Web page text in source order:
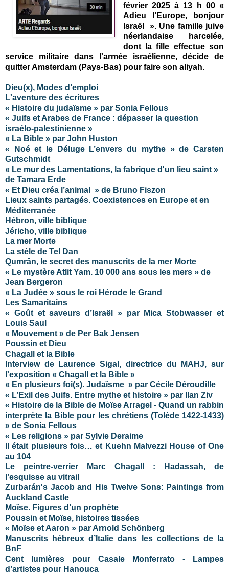
février 2025 à 13 h 00 «
Adieu l’Europe, bonjour
Israël ». Une famille juive
néerlandaise harcelée,
dont la fille effectue son
service militaire dans l'armée israélienne, décide de
quitter Amsterdam (Pays-Bas) pour faire son aliyah.
Dieu(x), Modes d’emploi
L'aventure des écritures
« Histoire du judaïsme » par Sonia Fellous
« Juifs et Arabes de France : dépasser la question
israélo-palestinienne »
« La Bible » par John Huston
« Noé et le Déluge L’envers du mythe » de Carsten
Gutschmidt
« Le mur des Lamentations, la fabrique d'un lieu saint »
de Tamara Erde
« Et Dieu créa l’animal » de Bruno Fiszon
Lieux saints partagés. Coexistences en Europe et en
Méditerranée
Hébron, ville biblique
Jéricho, ville biblique
La mer Morte
La stèle de Tel Dan
Qumrân, le secret des manuscrits de la mer Morte
« Le mystère Atlit Yam. 10 000 ans sous les mers » de
Jean Bergeron
« La Judée » sous le roi Hérode le Grand
Les Samaritains
« Goût et saveurs d’Israël » par Mica Stobwasser et
Louis Saul
« Mouvement » de Per Bak Jensen
Poussin et Dieu
Chagall et la Bible
Interview de Laurence Sigal, directrice du MAHJ, sur
l'exposition « Chagall et la Bible »
« En plusieurs foi(s). Judaïsme » par Cécile Déroudille
« L’Exil des Juifs. Entre mythe et histoire » par Ilan Ziv
« Histoire de la Bible de Moïse Arragel - Quand un rabbin
interprète la Bible pour les chrétiens (Tolède 1422-1433)
» de Sonia Fellous
« Les religions » par Sylvie Deraime
Il était plusieurs fois… et Kuehn Malvezzi House of One
au 104
Le peintre-verrier Marc Chagall : Hadassah, de
l’esquisse au vitrail
Zurbarán's Jacob and His Twelve Sons: Paintings from
Auckland Castle
Moïse. Figures d’un prophète
Poussin et Moïse, histoires tissées
« Moïse et Aaron » par Arnold Schönberg
Manuscrits hébreux d’Italie dans les collections de la
BnF
Cent lumières pour Casale Monferrato - Lampes
d’artistes pour Hanouca